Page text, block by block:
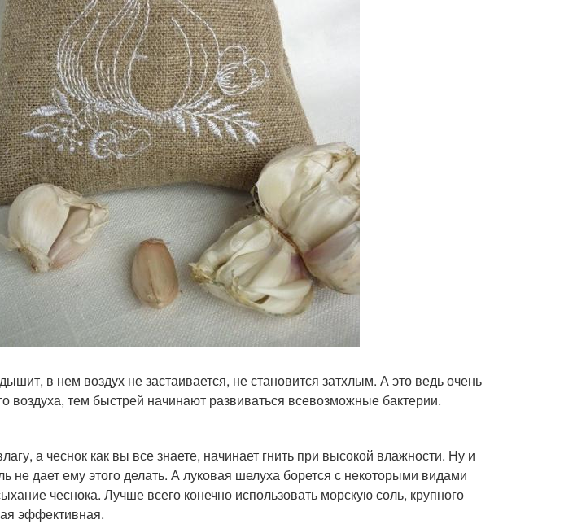
в нем воздух не застаивается, не становится затхлым. А это ведь очень
воздуха, тем быстрей начинают развиваться всевозможные бактерии.
а чеснок как вы все знаете, начинает гнить при высокой влажности. Ну и
не дает ему этого делать. А луковая шелуха борется с некоторыми видами
чеснока. Лучше всего конечно использовать морскую соль, крупного
эффективная.